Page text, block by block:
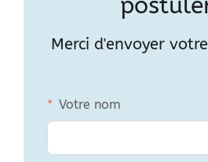
Merci d'envoyer
Votre nom